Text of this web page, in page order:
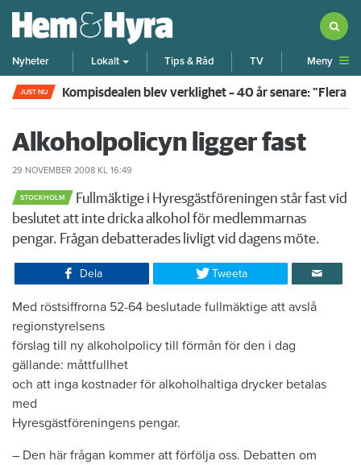
Nyheter Lokalt Tips & Råd TV Meny
JUST NU Kompisdealen blev verklighet – 40 år senare: "Flera
Alkoholpolicyn ligger fast
29 NOVEMBER 2008 KL 16:49
STOCKHOLM
Fullmäktige i Hyresgästföreningen står fast vid
beslutet att inte dricka alkohol för medlemmarnas
pengar. Frågan debatterades livligt vid dagens möte.
Dela Tweeta
Med röstsiffrorna 52-64 beslutade fullmäktige att avslå
regionstyrelsens
förslag till ny alkoholpolicy till förmån för den i dag
gällande: måttfullhet
och att inga kostnader för alkoholhaltiga drycker betalas
med
Hyresgästföreningens pengar.
– Den här frågan kommer att förfölja oss. Debatten om